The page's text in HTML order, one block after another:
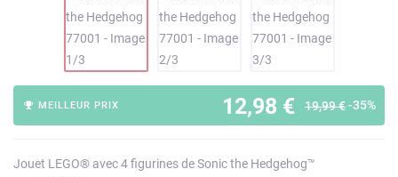
12,98 € 19,99 €-35%
MEILLEUR PRIX
Jouet LEGO® avec 4 figurines de Sonic the Hedgehog™